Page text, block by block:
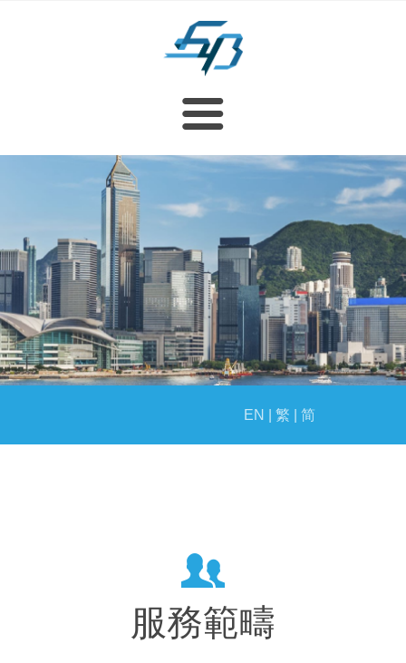
公司簡介
背景
管理團隊
創辦人
最新消息
服務
香港稅務
遞交報稅表截止日期
遣散費及長期服務金
保存業務紀錄
職位空缺
聯絡我們
EN | 繁 | 简
服務範疇